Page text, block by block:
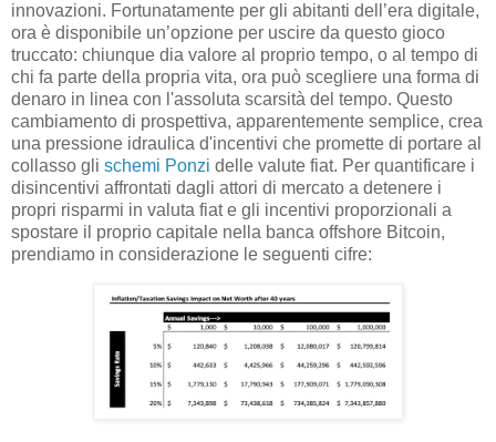
innovazioni. Fortunatamente per gli abitanti dell’era digitale,
ora è disponibile un’opzione per uscire da questo gioco
truccato: chiunque dia valore al proprio tempo, o al tempo di
chi fa parte della propria vita, ora può scegliere una forma di
denaro in linea con l'assoluta scarsità del tempo. Questo
cambiamento di prospettiva, apparentemente semplice, crea
una pressione idraulica d'incentivi che promette di portare al
collasso gli schemi Ponzi delle valute fiat. Per quantificare i
disincentivi affrontati dagli attori di mercato a detenere i
propri risparmi in valuta fiat e gli incentivi proporzionali a
spostare il proprio capitale nella banca offshore Bitcoin,
prendiamo in considerazione le seguenti cifre: